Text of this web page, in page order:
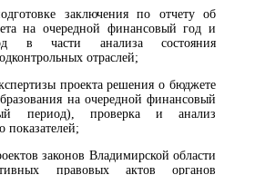
заключения по отчету об
на очередной финансовый год и
в части анализа состояния
отраслей;
проекта решения о бюджете
на очередной финансовый
период), проверка и анализ
показателей;
законов Владимирской области
правовых актов органов